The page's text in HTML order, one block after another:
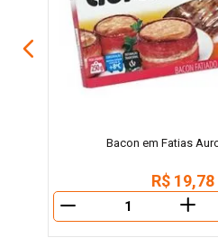
Bacon em Fatias
R$ 19,78
＋